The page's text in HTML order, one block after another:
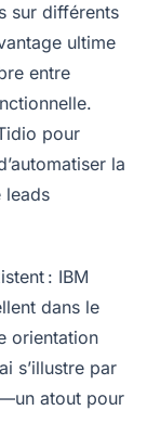
sur différents
ultime
entre
pour
la
leads
: IBM
dans le
orientation
s’illustre par
atout pour